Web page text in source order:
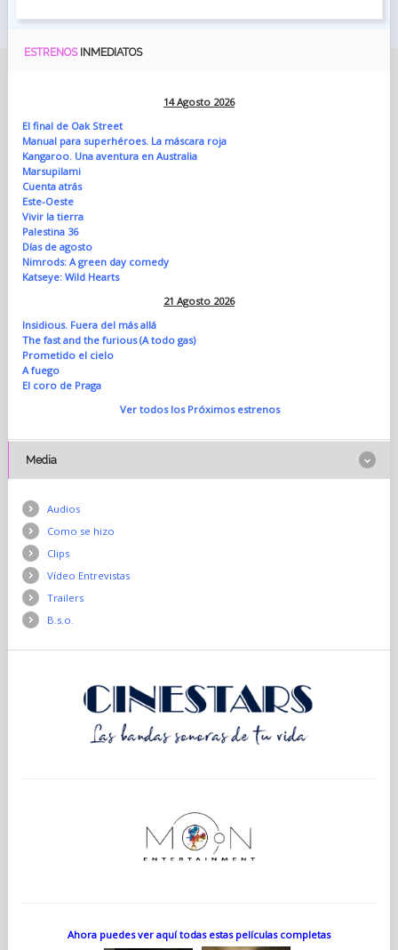
ESTRENOS INMEDIATOS
14 Agosto 2026
El final de Oak Street
Manual para superhéroes. La máscara roja
Kangaroo. Una aventura en Australia
Marsupilami
Cuenta atrás
Este-Oeste
Vivir la tierra
Palestina 36
Días de agosto
Nimrods: A green day comedy
Katseye: Wild Hearts
21 Agosto 2026
Insidious. Fuera del más allá
The fast and the furious (A todo gas)
Prometido el cielo
A fuego
El coro de Praga
Ver todos los Próximos estrenos
Media
Audios
Como se hizo
Clips
Vídeo Entrevistas
Trailers
B.s.o.
Ahora puedes ver aquí todas estas películas completas